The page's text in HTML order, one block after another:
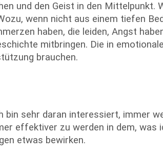
und den Geist in den Mittelpunkt.
wenn nicht aus einem tiefen
haben, die leiden, Angst
mitbringen. Die in
brauchen.
sehr daran interessiert, immer
effektiver zu werden in dem, was
etwas bewirken.